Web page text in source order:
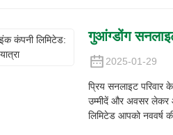
गुआंग्डोंग
2025-01-29
प्रिय सनलाइट परिवार
उम्मीदें और अवसर लेकर
लिमिटेड आपको नववर्ष